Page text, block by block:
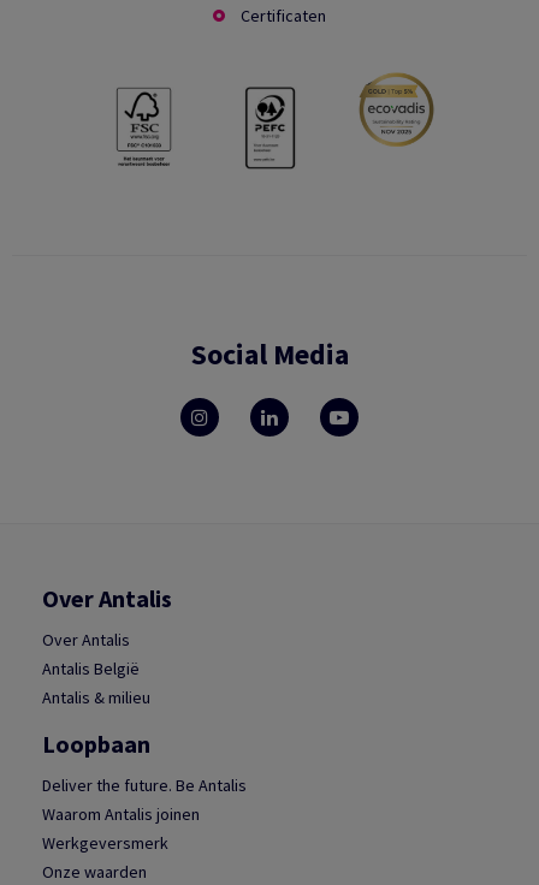
Certificaten
Social Media
Over Antalis
Over Antalis
Antalis België
Antalis & milieu
Loopbaan
Deliver the future. Be Antalis
Waarom Antalis joinen
Werkgeversmerk
Onze waarden